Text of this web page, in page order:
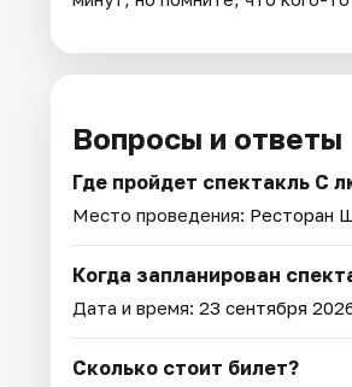
Вопросы и ответы
Где пройдет спектакль С
Место проведения: Ресторан
Когда запланирован
Дата и время: 23 сентября
Сколько стоит билет?